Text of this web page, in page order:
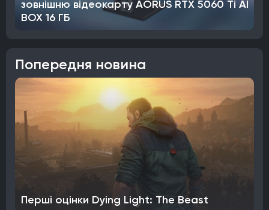
зовнішню відеокарту AORUS RTX 5060 Ti AI
BOX 16 ГБ
Попередня новина
Перші оцінки Dying Light: The Beast